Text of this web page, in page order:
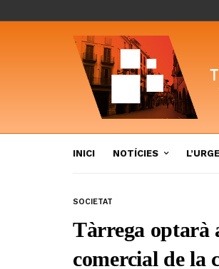
INICI NOTÍCIES
SOCIETAT
Tàrrega optarà
comercial de la